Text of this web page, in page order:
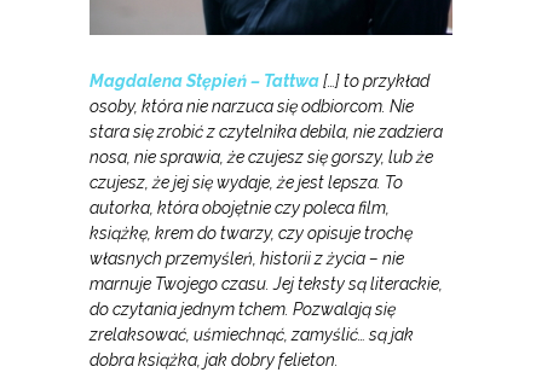
Magdalena Stępień – Tattwa[…] to przykład
osoby, która nie narzuca się odbiorcom. Nie
stara się zrobić z czytelnika debila, nie zadziera
nosa, nie sprawia, że czujesz się gorszy, lub że
czujesz, że jej się wydaje, że jest lepsza. To
autorka, która obojętnie czy poleca film,
książkę, krem do twarzy, czy opisuje trochę
własnych przemyśleń, historii z życia – nie
marnuje Twojego czasu. Jej teksty są literackie,
do czytania jednym tchem. Pozwalają się
zrelaksować, uśmiechnąć, zamyślić… są jak
dobra książka, jak dobry felieton.